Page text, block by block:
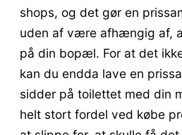
shops, og det gør en
uden af være afhængig af,
på din bopæl. For at det
kan du endda lave en
sidder på toilettet med din
helt stort fordel ved købe